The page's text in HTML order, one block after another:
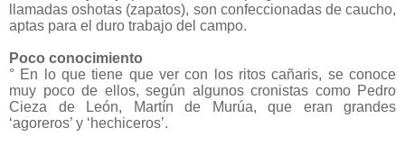
llamadas oshotas (zapatos), son confeccionadas de caucho,
aptas para el duro trabajo del campo.
Poco conocimiento
° En lo que tiene que ver con los ritos cañaris, se conoce
muy poco de ellos, según algunos cronistas como Pedro
Cieza de León, Martín de Murúa, que eran grandes
‘agoreros’ y ‘hechiceros’.